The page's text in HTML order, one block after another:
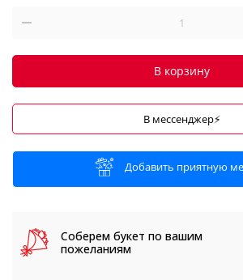
В корзину
В мессенджер⚡
Добавить приятную
Соберем букет по вашим
пожеланиям